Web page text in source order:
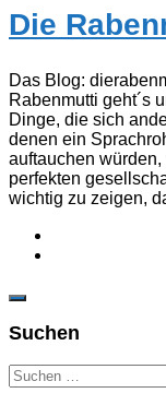
Die
Das Blog:
Rabenmutti geht´s
Dinge, die sich
denen ein
auftauchen
perfekten
wichtig zu zeigen,
Suchen
Suchen
nach: